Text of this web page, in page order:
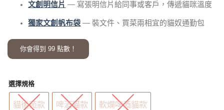
文創明信片 — 寫張明信片給同事或客戶，傳遞貓咪溫度
獨家文創帆布袋 — 裝文件、買菜兩相宜的貓奴通勤包
你會得到 99 點數！
選擇規格
貓後苑款 啤酒貓款 軟爛啤酒貓款